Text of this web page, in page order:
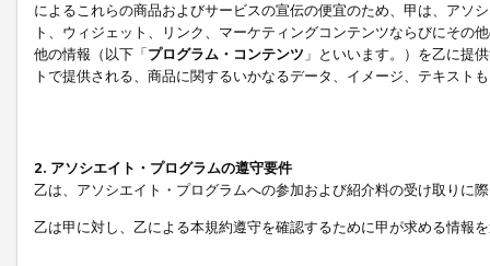
によるこれらの商品およびサービスの宣伝の便宜のため、甲は、アソ
ト、ウィジェット、リンク、マーケティングコンテンツならびにその
他の情報（以下「プログラム・コンテンツ 」といいます。）を乙に提
トで提供される、商品に関するいかなるデータ、イメージ、テキス
2. アソシエイト・プログラムの遵守要件
乙は、アソシエイト・プログラムへの参加および紹介料の受け取りに
乙は甲に対し、乙による本規約遵守を確認するために甲が求める情報